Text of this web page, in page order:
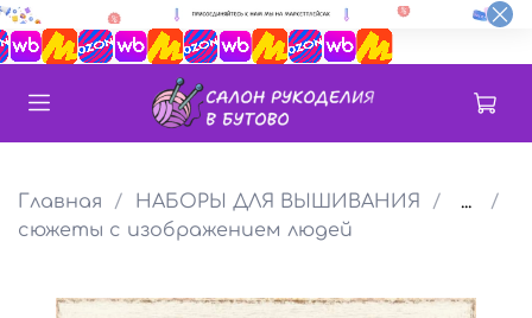
Главная НАБОРЫ ДЛЯ ВЫШИВАНИЯ
...
сюжеты с изображением людей